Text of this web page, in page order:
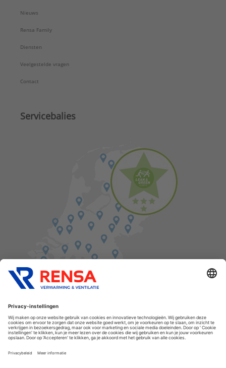
Nieuws
Rensa Family
Diensten
Veelgestelde vragen
Contact
Servicebalies
Cookies
Privacyverklaring